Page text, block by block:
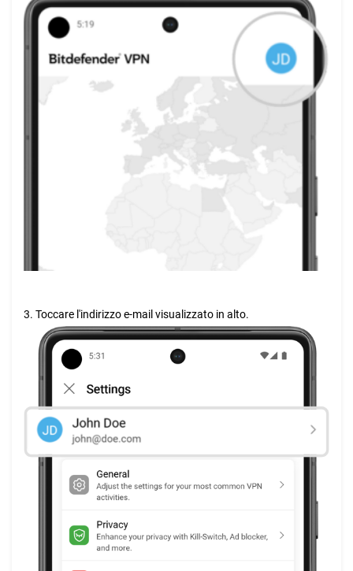
3. Toccare l'indirizzo e-mail visualizzato in alto.